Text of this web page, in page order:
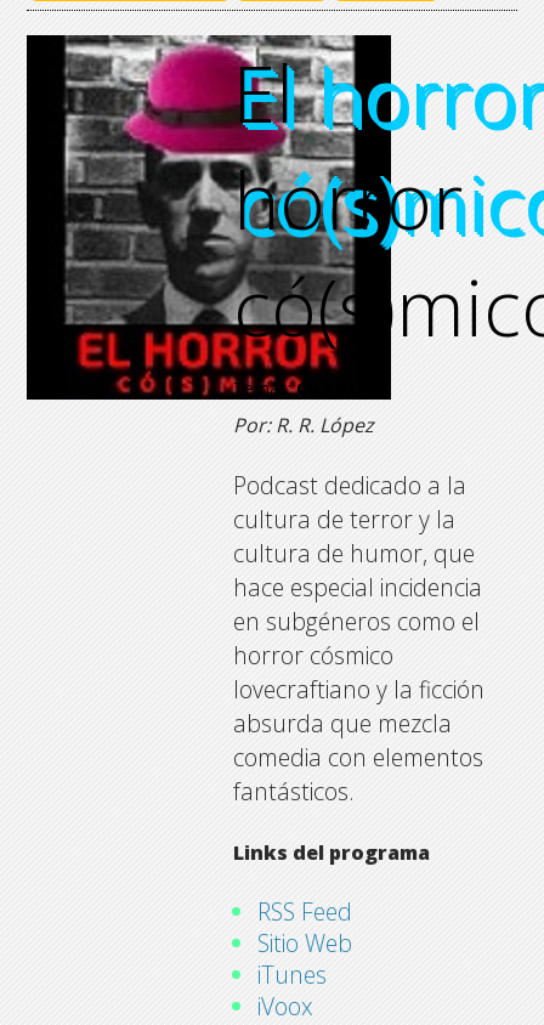
El
horror
El
El
El
Temas:Cultura
Por: R. R. López
Podcast dedicado a la
cultura de terror y la
cultura de humor, que
hace especial incidencia
en subgéneros como el
horror cósmico
lovecraftiano y la ficción
absurda que mezcla
comedia con elementos
fantásticos.
Links del programa
RSS Feed
Sitio Web
iTunes
iVoox